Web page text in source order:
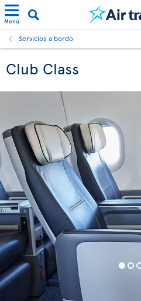
Menú
Servicios a bordo
Club Class